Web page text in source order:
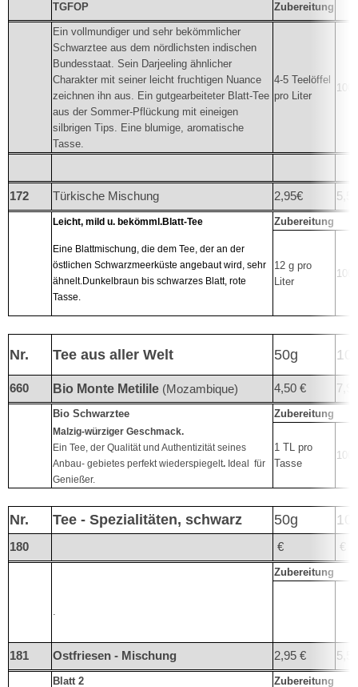
TGFOP Zubereitung
Ein vollmundiger und sehr bekömmlicher
Schwarztee aus dem nördlichsten indischen
Bundesstaat. Sein Darjeeling ähnlicher
Charakter mit seiner leicht fruchtigen Nuance
zeichnen ihn aus. Ein gutgearbeiteter Blatt-Tee
aus der Sommer-Pflückung mit eineigen
silbrigen Tips. Eine blumige, aromatische
Tasse.
4-5 Teelöffel
pro Liter
172 Türkische Mischung 2,95€
Leicht, mild u. bekömml.Blatt-Tee Zubereitung
Eine Blattmischung, die dem Tee, der an der
östlichen Schwarzmeerküste angebaut wird, sehr
ähnelt.Dunkelbraun bis schwarzes Blatt, rote
Tasse.
12 g pro
Liter
Nr. Tee aus aller Welt 50g
660 Bio Monte Metilile (Mozambique) 4,50 €
Bio Schwarztee Zubereitung
Malzig-würziger Geschmack.
Ein Tee, der Qualität und Authentizität seines
Anbau- gebietes perfekt wiederspiegelt. Ideal für
Genießer.
1 TL pro
Tasse
Nr. Tee - Spezialitäten, schwarz 50g
180 € €
Zubereitung
.
181 Ostfriesen - Mischung 2,95 €
Blatt 2
Zubereitung